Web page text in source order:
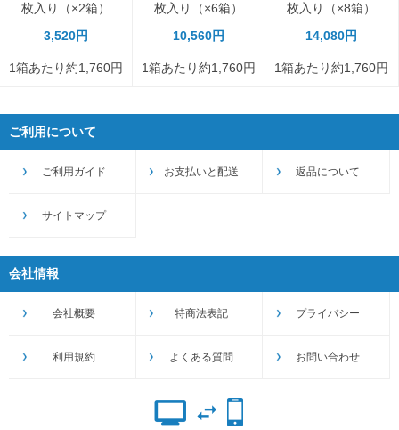
枚入り（×2箱）
3,520円
1箱あたり約1,760円
枚入り（×6箱）
10,560円
1箱あたり約1,760円
枚入り（×8箱）
14,080円
1箱あたり約1,760円
ご利用について
ご利用ガイド お支払いと配送 返品について
サイトマップ
会社情報
会社概要 特商法表記 プライバシー
利用規約 よくある質問 お問い合わせ